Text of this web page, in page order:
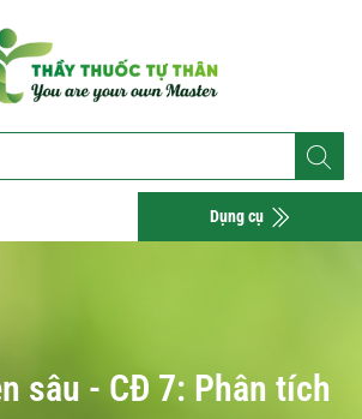
Dụng cụ
sâu - CĐ 7: Phân tích